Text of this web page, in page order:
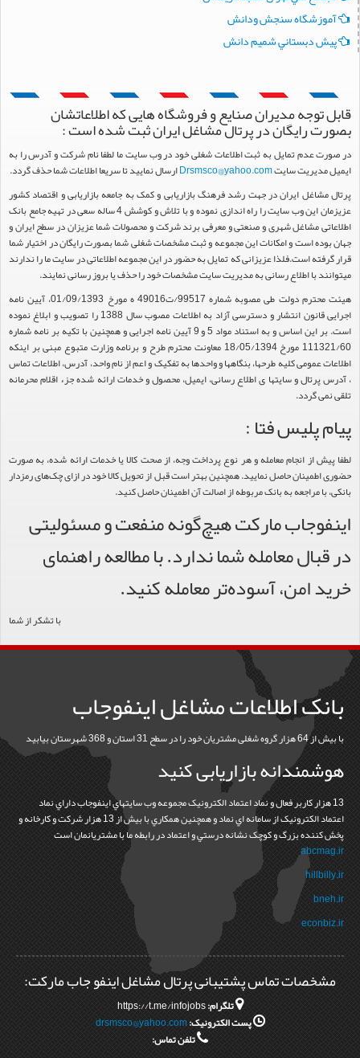
آموزشگاه سنجش ودانش
پيش دبستاني شميم دانش
قابل توجه مدیران صنایع و فروشگاه هایی که اطلاعاتشان
بصورت رایگان در پرتال مشاغل ایران ثبت شده است :
در صورت عدم تمایل به ثبت اطلاعات شغلی خود در وب سایت ما لطفا نام شرکت و آدرس را به
ایمیل مدیریت سایتDrsmsco@yahoo.comارسال نمایید تا سریعا اطلاعات شما حذف گردد.
پرتال مشاغل ایران در جهت رشد فرهنگ بازاریابی و کمک به جامعه بازاریابی و اقتصاد کشور
عزیزمان این وب سایت را راه اندازی نموده و با تلاش و کوشش 4 ساله سعی در تهیه جامع بانک
اطلاعاتی مشاغل شهری و صنعتی و معرفی برند شرکت و محصولات شما عزیزان در سطح ایران و
جهان بوده است و امکانات این مجموعه و ثبت مشخصات شغلی شما بصورت رایگان در اختیار شما
قرار گرفته است.فلذا عزیزانی که تمایل به حضور در این مجموعه اطلاعاتی در سایت ما را ندارند
میتوانند با اطلاع رسانی به مدیریت سایت مشخصات خود را حذف یا بروز رسانی نمایند.
هیئت محترم دولت طی مصوبه شماره 99517/ت49016 ه مورخ 01/09/1393، آیین نامه
اجرایی قانون انتشار و دسترسی آزاد به اطلاعات مصوب سال 1388 را تصویب و ابلاغ نموده
است. بر این اساس و به استناد مواد 5 و 9 آیین نامه اجرایی و همچنین با تکیه بر نامه شماره
111321/60 مورخ 18/05/1394 معاونت محترم طرح و برنامه وزارت متبوع مبنی بر اینکه
اطلاعات عمومی کلیه طرحها، بنگاهها و واحدها به تفکیک و اعم از نام واحد، آدرس، اطلاعات تماس
، آدرس پرتال و سایتها ی اطلاع رسانی، ایمیل، محصول و خدمات ارائه شده جزء اقلام محرمانه
تلقی نمی گردد.
پیام پلیس فتا :
لطفا پیش از انجام معامله و هر نوع پرداخت وجه، از صحت کالا یا خدمات ارائه شده، به صورت
حضوری اطمینان حاصل نمایید. همچنین بهتر است قبل از تحویل کالا خود در ازای چک‌های رمزدار
بانکی، با مراجعه به بانک مربوطه از اصالت آن اطمینان حاصل کنید.
اینفوجاب مارکت هیچ‌گونه منفعت و مسئولیتی
در قبال معامله شما ندارد. با مطالعه راهنمای
خرید امن، آسوده‌تر معامله کنید.
با تشکر از شما
بانک اطلاعات مشاغل اینفوجاب
با بیش از 64 هزار گروه شغلی مشتریان خود را در سطح 31 استان و 368 شهرستان بیابید
هوشمندانه بازاریابی کنید
13 هزار کاربر فعال و نماد اعتماد الکترونيک مجموعه وب سايتهاي اينفوجاب داراي نماد
اعتماد الکترونيک از سامانه اي نماد و همچنين همکاري با بيش از 13 هزار شرکت و کارخانه و
پخش کننده بزرگ و کوچک نشانه درستي و اعتماد در رابطه ما با مشتريانمان است
abcmag.ir
hillbilly.ir
bneh.ir
econbiz.ir
مشخصات تماس پشتیبانی پرتال مشاغل اینفو جاب مارکت:
تلگرام:https://t.me/infojobs
پست الکترونیک:drsmsco@yahoo.com
تلفن تماس: